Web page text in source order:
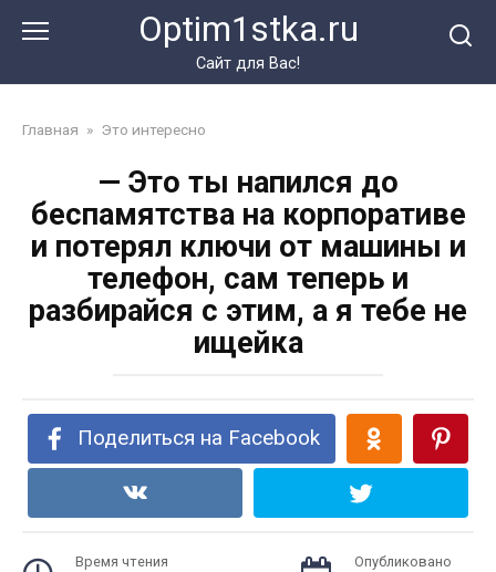
Optim1stka.ru
Сайт для Вас!
Главная » Это интересно
— Это ты напился до
беспамятства на корпоративе
и потерял ключи от машины и
телефон, сам теперь и
разбирайся с этим, а я тебе не
ищейка
Поделиться на Facebook
Время чтения Опубликовано